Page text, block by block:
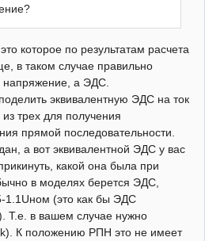
которое по результатам расчета
в таком случае правильно
напряжение, а ЭДС.
эквивалентную ЭДС на ток
трех для получения
прямой последовательности.
а вот эквивалентной ЭДС у вас
какой она была при
в моделях берется ЭДС,
1.1Uном (это как бы ЭДС
Т.е. в вашем случае нужно
К положению РПН это не имеет